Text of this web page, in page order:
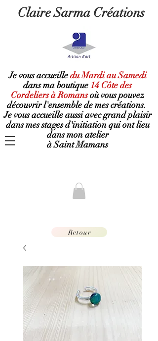
Claire Sarma Créations
Je vous accueilledu Mardi au Samedi
dans ma boutique14 Côte des
Cordeliers à Romansoùvous pouvez
découvrir l'ensemble de mes créations.
Je vous accueille aussi avec grand plaisir
dans mes stages d'initiation qui ont lieu
dans mon atelier
à Saint Mamans
Retour